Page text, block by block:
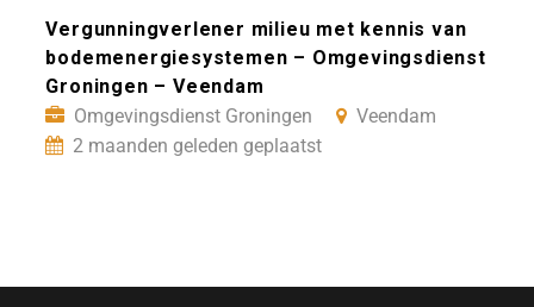
Vergunning­verlener milieu met kennis van
bodemenergie­systemen – Omgevingsdienst
Groningen – Veendam
Omgevingsdienst Groningen
Veendam
2 maanden geleden geplaatst